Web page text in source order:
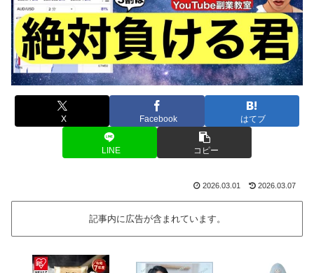
X Facebook はてブ
LINE コピー
2026.03.01 2026.03.07
記事内に広告が含まれています。